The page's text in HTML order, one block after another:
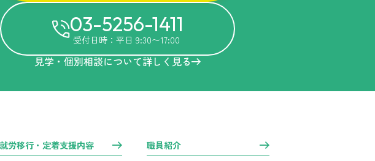
03-5256-1411
受付日時：平日 9:30〜17:00
見学・個別相談について詳しく見る
就労移行・定着支援内容
職員紹介